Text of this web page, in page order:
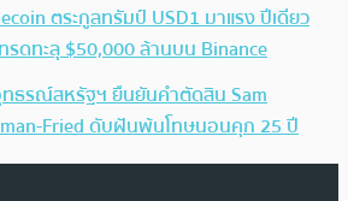
ตระกูลทรัมป์ USD1 มาแรง ปีเดียว
รดทะลุ $50,000 ล้านบน Binance
ธรณ์สหรัฐฯ ยืนยันคำตัดสิน Sam
Fried ดับฝันพ้นโทษนอนคุก 25 ปี